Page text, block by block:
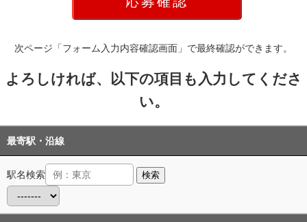
次ページ「フォーム入力内容確認画面」で最終確認ができます。
よろしければ、以下の項目も入力してくださ
い。
最寄駅・沿線
駅名検索 検索